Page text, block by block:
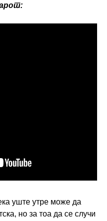
уште утре може да
но за тоа да се случи